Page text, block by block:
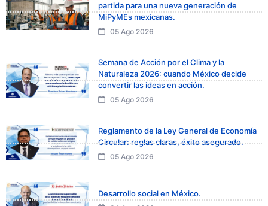
partida para una nueva generación de
MiPyMEs mexicanas.
05 Ago 2026
Semana de Acción por el Clima y la
Naturaleza 2026: cuando México decide
convertir las ideas en acción.
05 Ago 2026
Reglamento de la Ley General de Economía
Circular: reglas claras, éxito asegurado.
05 Ago 2026
Desarrollo social en México.